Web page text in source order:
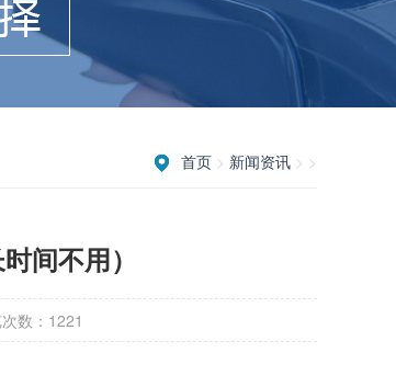
首页 > 新闻资讯 > >
间不用）
数：1221